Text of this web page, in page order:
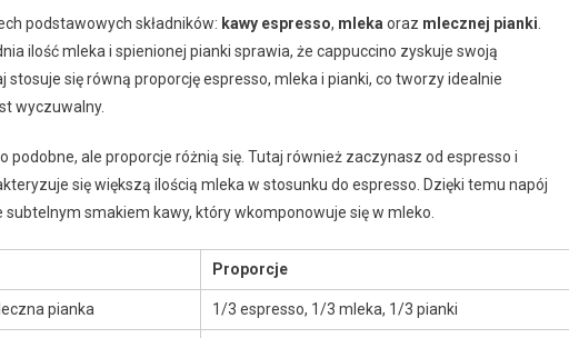
podstawowych składników: kawy espresso, mleka oraz mlecznej pianki
ilość mleka i spienionej pianki sprawia, że cappuccino zyskuje swoją
się równą proporcję espresso, mleka i pianki, co tworzy idealnie
wyczuwalny.
podobne, ale proporcje różnią się. Tutaj również zaczynasz od espresso i
się większą ilością mleka w stosunku do espresso. Dzięki temu napój
smakiem kawy, który wkomponowuje się w mleko.
Proporcje
pianka 1/3 espresso, 1/3 mleka, 1/3 pianki